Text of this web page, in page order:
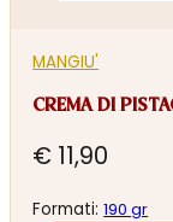
MANGIU'
CREMA DI
€ 11,90
Formati:190 gr